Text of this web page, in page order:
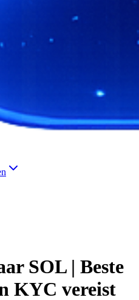
SOL | Beste
KYC vereist